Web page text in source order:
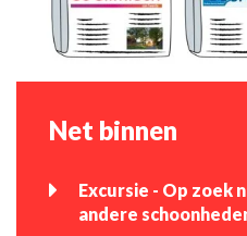
Net binnen
Excursie - Op zoek
andere